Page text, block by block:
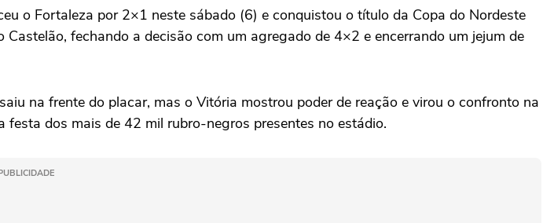
o Fortaleza por 2×1 neste sábado (6) e conquistou o título da Copa do Nordeste
fechando a decisão com um agregado de 4×2 e encerrando um jejum de
na frente do placar, mas o Vitória mostrou poder de reação e virou o confronto na
dos mais de 42 mil rubro-negros presentes no estádio.